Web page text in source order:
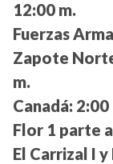
12:00 m.
Fuerzas
Zapote
m.
Canadá: 2:00
Flor 1 parte
El Carrizal I